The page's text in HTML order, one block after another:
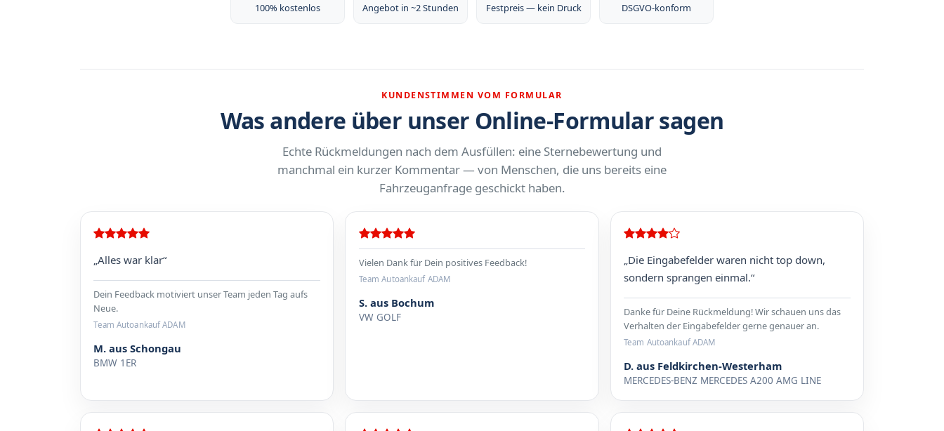
100% kostenlos Angebot in ~2 Stunden Festpreis — kein Druck DSGVO-konform
KUNDENSTIMMEN VOM FORMULAR
Was andere über unser Online-Formular sagen
Echte Rückmeldungen nach dem Ausfüllen: eine Sternebewertung und
manchmal ein kurzer Kommentar — von Menschen, die uns bereits eine
Fahrzeuganfrage geschickt haben.
„Alles war klar“
Dein Feedback motiviert unser Team jeden Tag aufs
Neue.
Team Autoankauf ADAM
M. aus Schongau
BMW 1ER
Vielen Dank für Dein positives Feedback!
Team Autoankauf ADAM
S. aus Bochum
VW GOLF
„Die Eingabefelder waren nicht top down,
sondern sprangen einmal.“
Danke für Deine Rückmeldung! Wir schauen uns das
Verhalten der Eingabefelder gerne genauer an.
Team Autoankauf ADAM
D. aus Feldkirchen-Westerham
MERCEDES-BENZ MERCEDES A200 AMG LINE